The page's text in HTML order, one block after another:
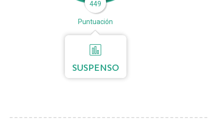
449
Puntuación
SUSPENSO